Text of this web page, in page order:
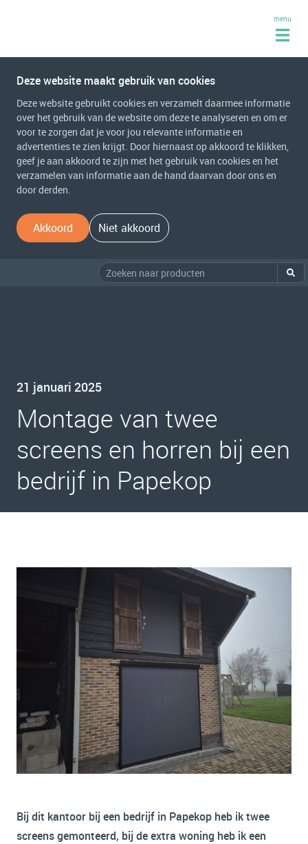
menu
Deze website maakt gebruik van cookies
Deze website gebruikt cookies en verzamelt daarmee informatie
over het gebruik van de website om deze te analyseren en om er
voor te zorgen dat je voor jou relevante informatie en
advertenties te zien krijgt. Door hiernaast op akkoord te klikken,
geef je aan akkoord te zijn met het gebruik van cookies en het
verzamelen van informatie aan de hand daarvan door ons en
door derden.
Akkoord Niet akkoord
21 januari 2025
Montage van twee
screens en horren bij een
bedrijf in Papekop
Bij dit kantoor bij een bedrijf in Papekop heb ik twee
screens gemonteerd, bij de extra woning heb ik een